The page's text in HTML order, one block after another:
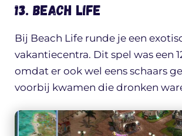
13. Beach Life
Bij Beach Life runde je een
vakantiecentra. Dit spel was een
omdat er ook wel eens schaars
voorbij kwamen die dronken